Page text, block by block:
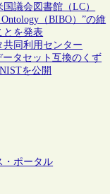
国議会図書館（LC）
（BIBO）”の維
とを発表
共同利用センター
ータセット互換のくず
を公開
・ポータル